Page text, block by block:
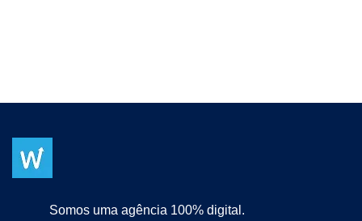
Somos uma agência 100% digital.